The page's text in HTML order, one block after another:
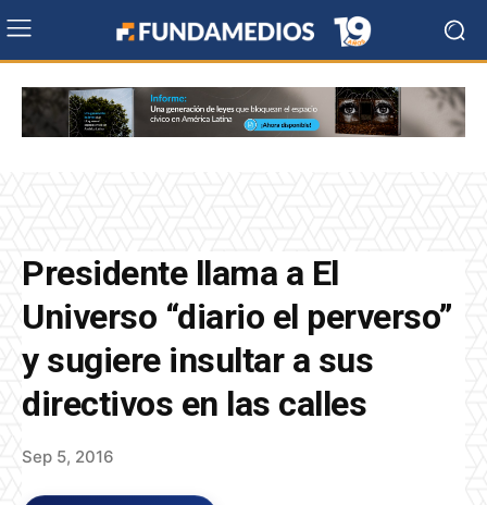
Presidente llama a El
Universo “diario el perverso”
y sugiere insultar a sus
directivos en las calles
Sep 5, 2016